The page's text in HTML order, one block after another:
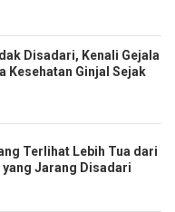
Disadari, Kenali Gejala
Kesehatan Ginjal Sejak
Terlihat Lebih Tua dari
yang Jarang Disadari